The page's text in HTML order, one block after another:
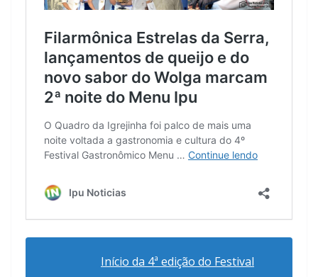
Início da 4ª edição do Festival